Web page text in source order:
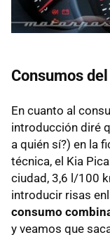
Consumos
En cuanto al
introducción diré
a quién sí?) en la
técnica, el Kia
ciudad, 3,6 l/100
introducir risas
consumo
y veamos que